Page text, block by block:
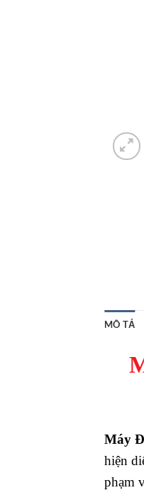
MÔ TẢ
Máy
hiện
phạm